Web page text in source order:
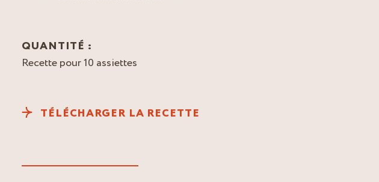
QUANTITÉ :
Recette pour 10 assiettes
TÉLÉCHARGER LA RECETTE